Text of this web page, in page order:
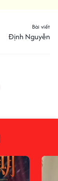
Bài viết
Định Nguyễn